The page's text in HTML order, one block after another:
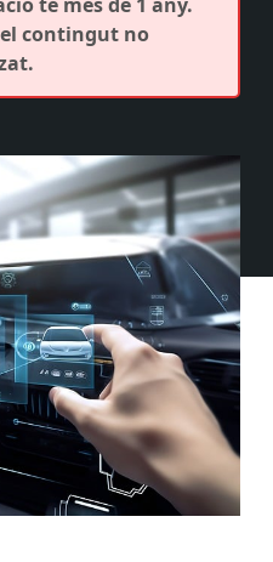
el contingut no